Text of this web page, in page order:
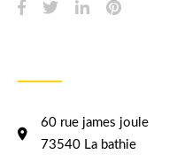
60 rue james joule
73540 La bathie